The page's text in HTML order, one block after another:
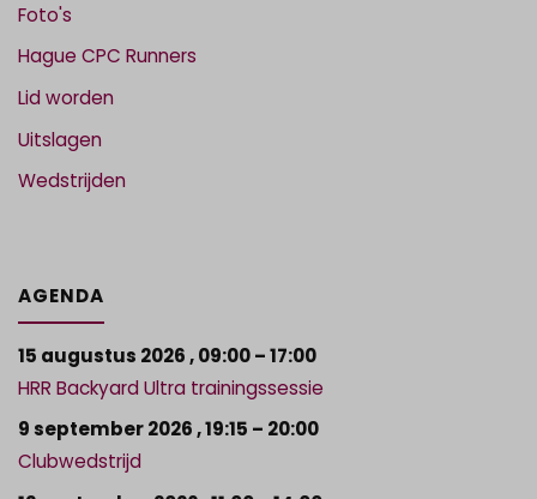
Foto's
Hague CPC Runners
Lid worden
Uitslagen
Wedstrijden
AGENDA
15 augustus 2026,09:00– 17:00
HRR Backyard Ultra trainingssessie
9 september 2026,19:15 – 20:00
Clubwedstrijd